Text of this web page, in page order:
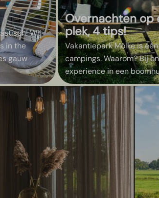
Wij
in the
gauw
Overnachten op
plek, 4 tips!
Vakantiepark Mölke is
campings. Waarom? Bij
experience in een